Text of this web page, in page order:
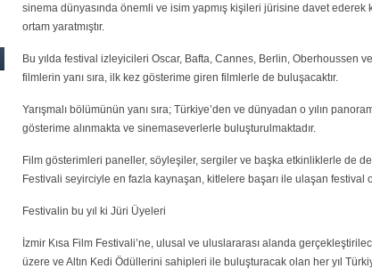
sinema dünyasında önemli ve isim yapmış kişileri jürisine davet ederek
ortam yaratmıştır.
Bu yılda festival izleyicileri Oscar, Bafta, Cannes, Berlin, Oberhoussen
filmlerin yanı sıra, ilk kez gösterime giren filmlerle de buluşacaktır.
Yarışmalı bölümünün yanı sıra; Türkiye’den ve dünyadan o yılın
gösterime alınmakta ve sinemaseverlerle buluşturulmaktadır.
Film gösterimleri paneller, söyleşiler, sergiler ve başka etkinliklerle de
Festivali seyirciyle en fazla kaynaşan, kitlelere başarı ile ulaşan festival
Festivalin bu yıl ki Jüri Üyeleri
İzmir Kısa Film Festivali’ne, ulusal ve uluslararası alanda
üzere ve Altın Kedi Ödüllerini sahipleri ile buluşturacak olan her yıl